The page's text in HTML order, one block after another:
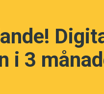
Nørby i ett uttalande.
i 3